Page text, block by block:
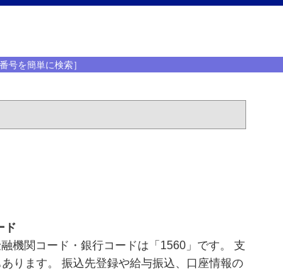
号を簡単に検索］
ド
機関コード・銀行コードは「1560」です。 支
ります。 振込先登録や給与振込、口座情報の